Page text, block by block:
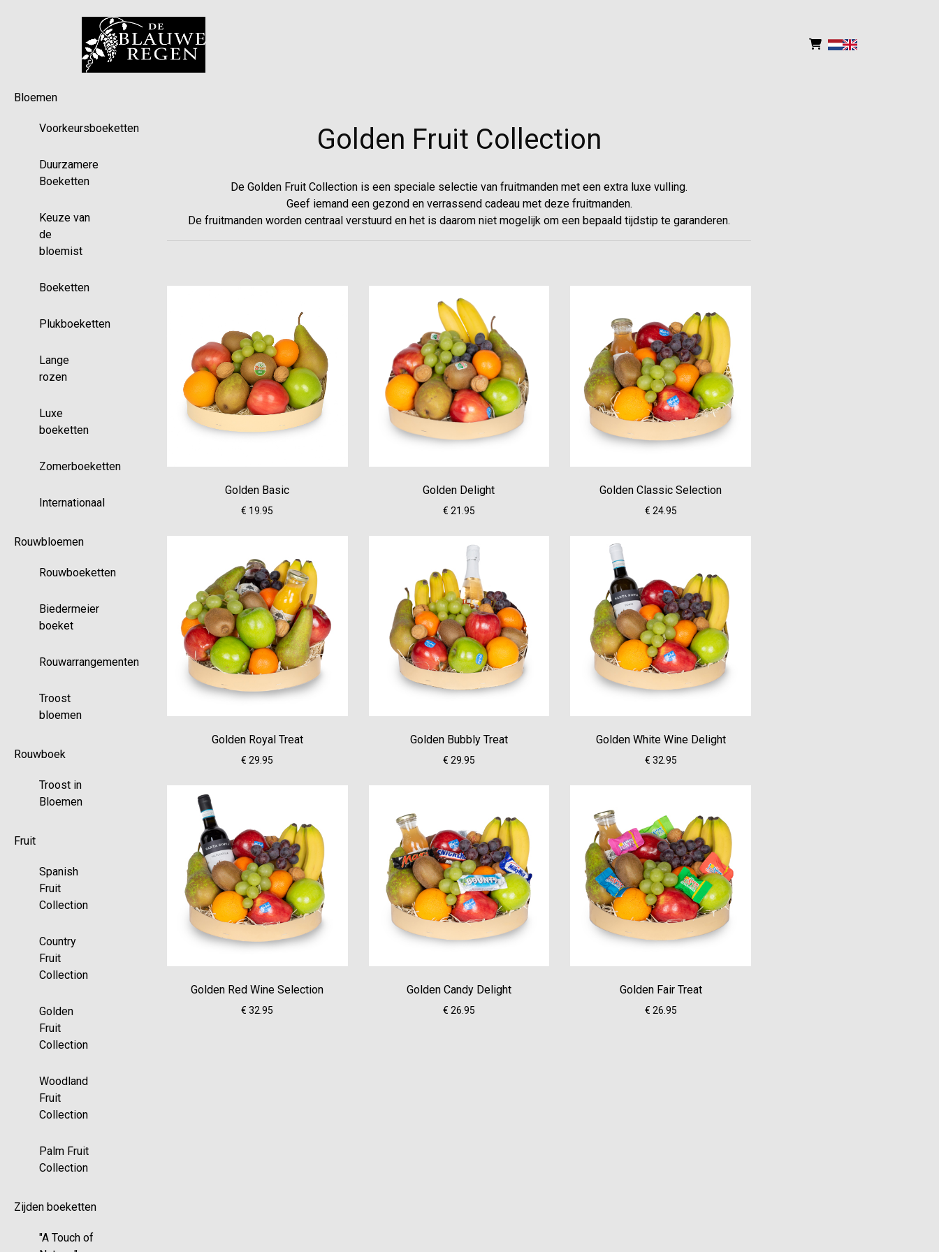
Bloemen
Voorkeursboeketten
Duurzamere
Boeketten
Keuze van
de
bloemist
Boeketten
Plukboeketten
Lange
rozen
Luxe
boeketten
Zomerboeketten
Internationaal
Rouwbloemen
Rouwboeketten
Biedermeier
boeket
Rouwarrangementen
Troost
bloemen
Rouwboek
Troost in
Bloemen
Fruit
Spanish
Fruit
Collection
Country
Fruit
Collection
Golden
Fruit
Collection
Woodland
Fruit
Collection
Palm Fruit
Collection
Zijden boeketten
"A Touch of
Golden Fruit Collection
De Golden Fruit Collection is een speciale selectie van fruitmanden met een extra luxe vulling.
Geef iemand een gezond en verrassend cadeau met deze fruitmanden.
De fruitmanden worden centraal verstuurd en het is daarom niet mogelijk om een bepaald tijdstip te garanderen.
Golden Basic
€ 19.95
Golden Delight
€ 21.95
Golden Classic Selection
€ 24.95
Golden Royal Treat
€ 29.95
Golden Bubbly Treat
€ 29.95
Golden White Wine Delight
€ 32.95
Golden Red Wine Selection
€ 32.95
Golden Candy Delight
€ 26.95
Golden Fair Treat
€ 26.95